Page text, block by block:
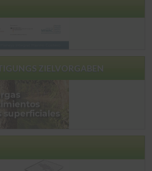
ZIELVORGABEN